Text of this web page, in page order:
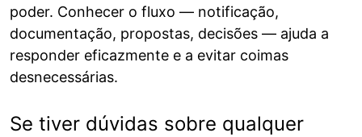
poder. Conhecer o fluxo — notificação,
documentação, propostas, decisões — ajuda a
responder eficazmente e a evitar coimas
desnecessárias.
Se tiver dúvidas sobre qualquer